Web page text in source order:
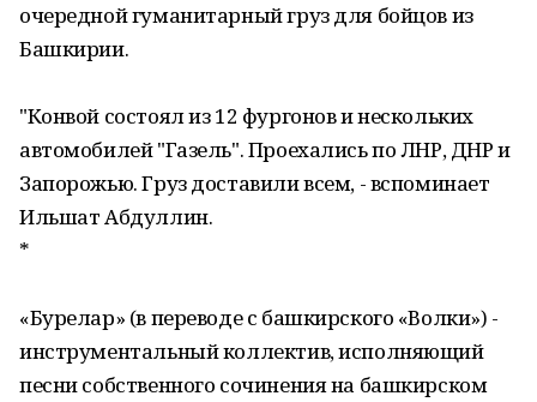
очередной гуманитарный груз для бойцов из
Башкирии.
"Конвой состоял из 12 фургонов и нескольких
автомобилей "Газель". Проехались по ЛНР, ДНР и
Запорожью. Груз доставили всем, - вспоминает
Ильшат Абдуллин.
*
«Бурелар» (в переводе с башкирского «Волки») -
инструментальный коллектив, исполняющий
песни собственного сочинения на башкирском